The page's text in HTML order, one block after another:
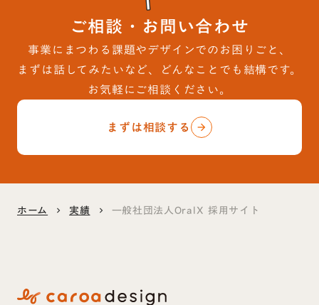
ご相談・お問い合わせ
事業にまつわる課題やデザインでのお困りごと、
まずは話してみたいなど、どんなことでも結構です。
お気軽にご相談ください。
まずは相談する
arrow_forward
ホーム keyboard_arrow_right 実績 keyboard_arrow_right 一般社団法人OralX 採用サイト